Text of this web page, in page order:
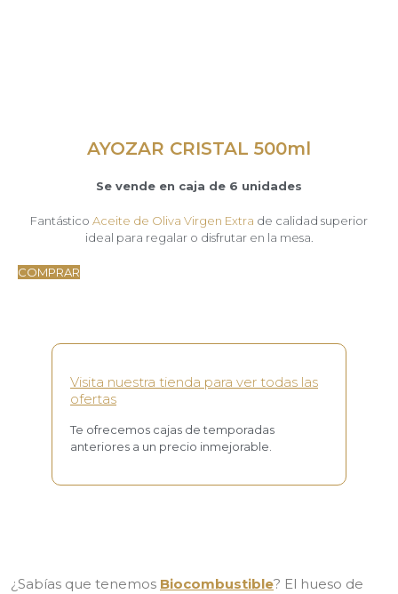
AYOZAR CRISTAL 500ml
Se vende en caja de 6 unidades
Fantástico Aceite de Oliva Virgen Extra de calidad superior
ideal para regalar o disfrutar en la mesa.
COMPRAR
Visita nuestra tienda para ver todas las
ofertas
Te ofrecemos cajas de temporadas
anteriores a un precio inmejorable.
¿Sabías que tenemos Biocombustible? El hueso de